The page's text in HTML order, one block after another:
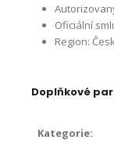
Oficiální
Region:
Doplňkové
Kategorie: